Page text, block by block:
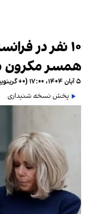
۱۰ نفر‌ در
همسر‌ مکرون
۵ آبان ۱۴۰۴، ۱۷:۰۰ (‎+۰ گرینویچ)
پخش نسخه شنیداری